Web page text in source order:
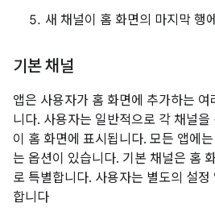
새 채널이 홈 화면의 마지막 행
기본 채널
앱은 사용자가 홈 화면에 추가하는
니다. 사용자는 일반적으로 각 채널
이 홈 화면에 표시됩니다. 모든 앱에는
는 옵션이 있습니다. 기본 채널은 홈
로 특별합니다. 사용자는 별도의 설
합니다